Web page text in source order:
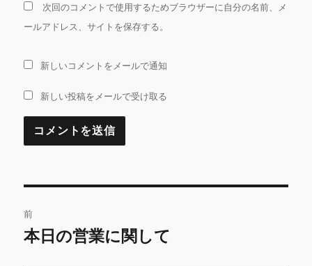
次回のコメントで使用するためブラウザーに自分の名前、メ
ールアドレス、サイトを保存する。
新しいコメントをメールで通知
新しい投稿をメールで受け取る
稿
前
前
本日の営業に関して